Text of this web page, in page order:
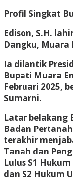
Profil Singkat
Edison, S.H.
Dangku, Muara
Ia dilantik
Bupati Muara
Februari 2025,
Sumarni.
Latar belakang
Badan
terakhir
Tanah dan
Lulus S1
dan S2 Hukum